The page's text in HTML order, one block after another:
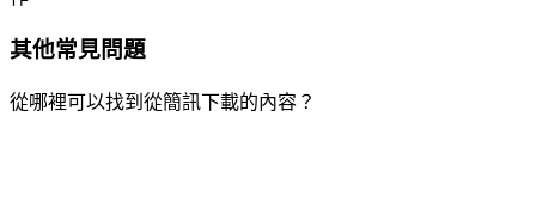
其他常見問題
從哪裡可以找到從簡訊下載的內容？